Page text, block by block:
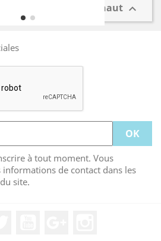
Retour en haut 
à tout moment. Vous
de contact dans les
site.